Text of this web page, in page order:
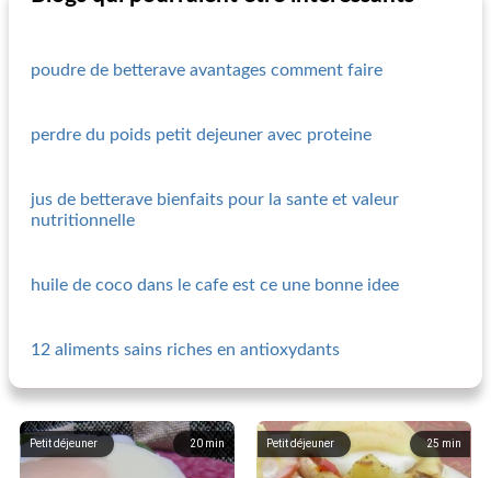
poudre de betterave avantages comment faire
perdre du poids petit dejeuner avec proteine
jus de betterave bienfaits pour la sante et valeur
nutritionnelle
huile de coco dans le cafe est ce une bonne idee
12 aliments sains riches en antioxydants
20 min
Petit déjeuner 25 min
Petit déjeuner